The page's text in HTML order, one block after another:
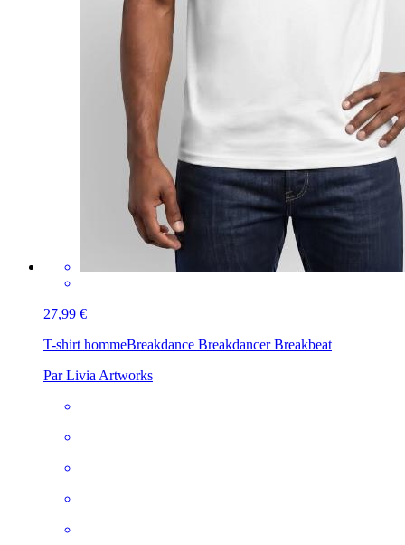
27,99 €
T-shirt hommeBreakdance Breakdancer Breakbeat
Par Livia Artworks